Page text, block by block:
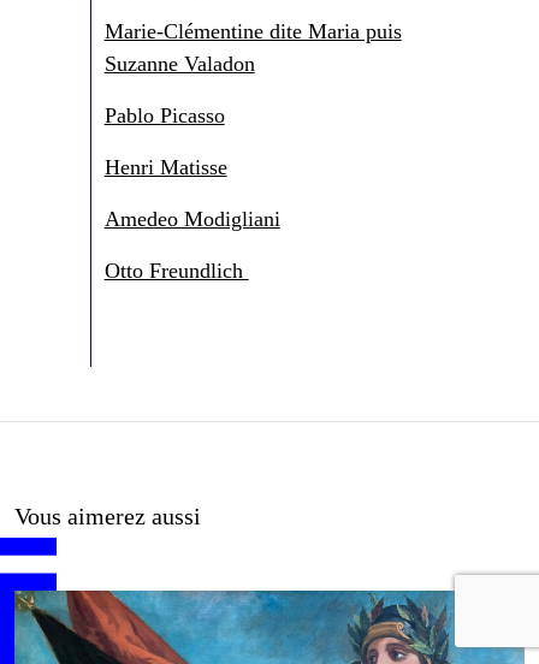
Marie-Clémentine dite Maria puis
Suzanne Valadon
Pablo Picasso
Henri Matisse
Amedeo Modigliani
Otto Freundlich
Vous aimerez aussi